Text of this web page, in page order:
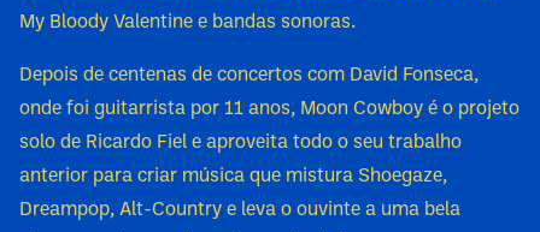
My Bloody Valentine e bandas sonoras.
Depois de centenas de concertos com David Fonseca,
onde foi guitarrista por 11 anos, Moon Cowboy é o projeto
solo de Ricardo Fiel e aproveita todo o seu trabalho
anterior para criar música que mistura Shoegaze,
Dreampop, Alt-Country e leva o ouvinte a uma bela